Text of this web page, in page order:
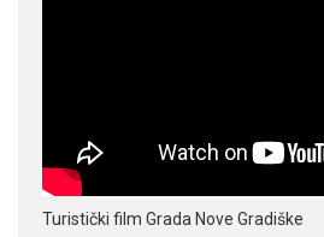
Turistički film Grada Nove Gradiške